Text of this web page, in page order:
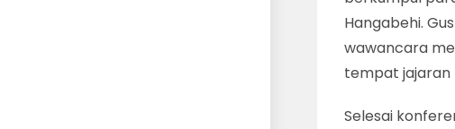
Hangabehi.
wawancara
tempat jajaran
Selesai